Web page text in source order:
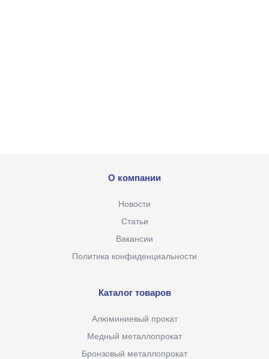
О компании
Новости
Статьи
Вакансии
Политика конфиденциальности
Каталог товаров
Алюминиевый прокат
Медный металлопрокат
Бронзовый металлопрокат